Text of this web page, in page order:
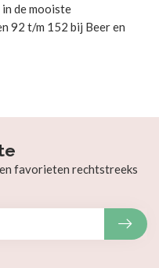
de mooiste
92 t/m 152 bij Beer en
favorieten rechtstreeks